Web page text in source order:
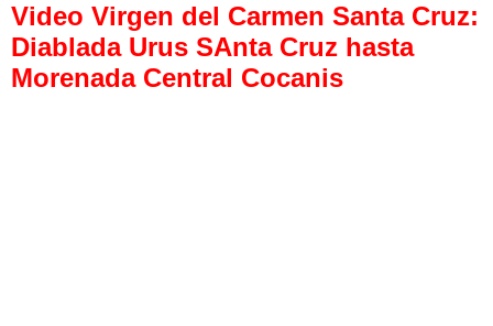
Video Virgen del Carmen Santa Cruz:
Diablada Urus SAnta Cruz hasta
Morenada Central Cocanis